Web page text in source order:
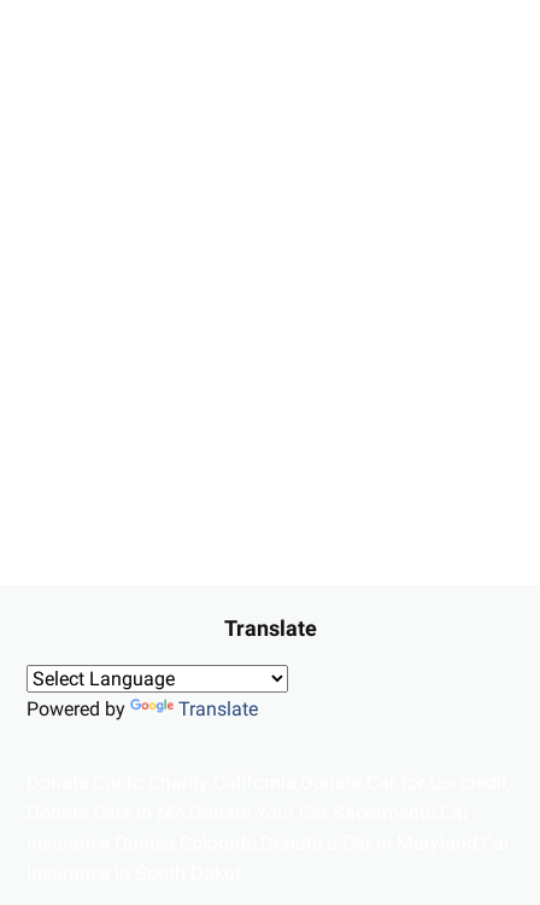
Translate
Powered by Translate